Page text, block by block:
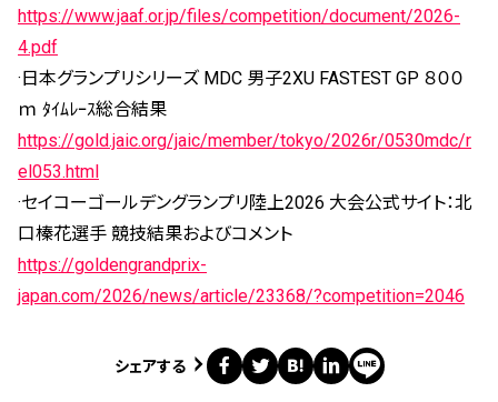
https://www.jaaf.or.jp/files/competition/document/2026-
4.pdf
·日本グランプリシリーズ MDC 男子2XU FASTEST GP ８００
ｍ ﾀｲﾑﾚｰｽ総合結果
https://gold.jaic.org/jaic/member/tokyo/2026r/0530mdc/r
el053.html
·セイコーゴールデングランプリ陸上2026 大会公式サイト：北
口榛花選手 競技結果およびコメント
https://goldengrandprix-
japan.com/2026/news/article/23368/?competition=2046
シェアする